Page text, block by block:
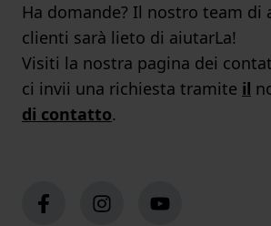
Ha domande? Il nostro team di
clienti sarà lieto di aiutarLa!
Visiti la nostra pagina dei
ci invii una richiesta tramite il
di contatto.